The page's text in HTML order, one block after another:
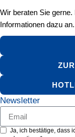
Wir beraten Sie
Informationen dazu an.
Newsletter
Ja, ich bestätige, dass